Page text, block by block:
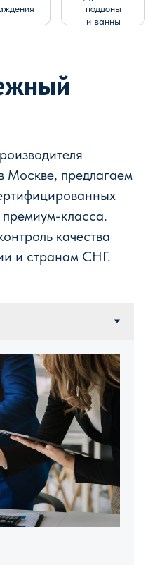
поддоны
и ванны
Москве, предлагаем
премиум-класса.
качества
и странам СНГ.